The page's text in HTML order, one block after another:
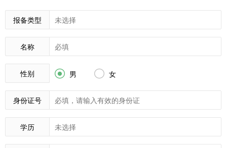
报备类型
名称
性别  男  女
身份证号
学历